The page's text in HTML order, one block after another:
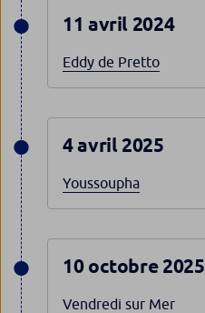
11 avril 2024
Eddy de Pretto
4 avril 2025
Youssoupha
10 octobre 2025
Vendredi sur Mer